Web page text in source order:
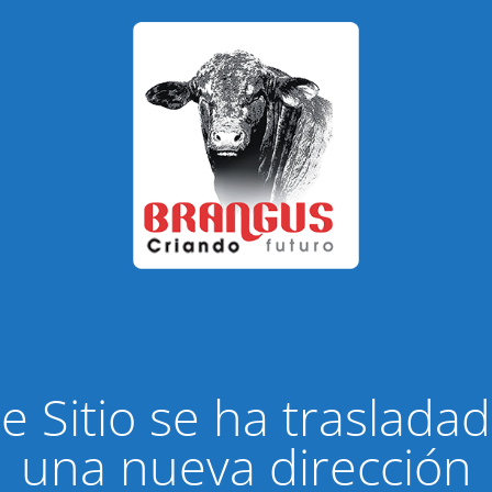
Sitio se ha
una nueva dirección